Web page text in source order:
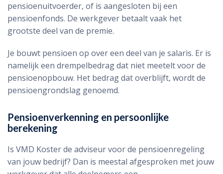
pensioenuitvoerder, of is aangesloten bij een
pensioenfonds. De werkgever betaalt vaak het
grootste deel van de premie.
Je bouwt pensioen op over een deel van je salaris. Er is
namelijk een drempelbedrag dat niet meetelt voor de
pensioenopbouw. Het bedrag dat overblijft, wordt de
pensioengrondslag genoemd.
Pensioenverkenning en persoonlijke
berekening
Is VMD Koster de adviseur voor de pensioenregeling
van jouw bedrijf? Dan is meestal afgesproken met jouw